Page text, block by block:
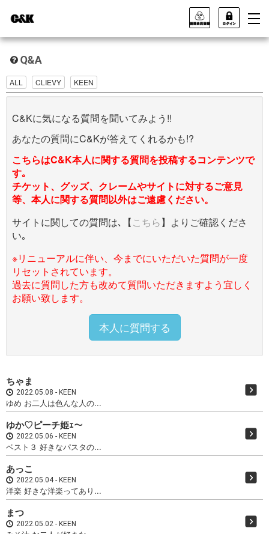
ALL CLIEVY KEEN
C&Kに気になる質問を聞いてみよう!!
あなたの質問にC&Kが答えてくれるかも!?
こちらはC&K本人に関する質問を投稿するコンテンツで
す｡
チケット、グッズ、クレームやサイトに対するご意見
等、本人に関する質問以外はご遠慮ください。
サイトに関しての質問は､【こちら】よりご確認くださ
い｡
※リニューアルに伴い、今までにいただいた質問が一度
リセットされています。
過去に質問した方も改めて質問いただきますよう宜しく
お願い致します。
本人に質問する
ちゃま
2022.05.08 KEEN
ゆめ お二人は色んな人の...
ゆか♡ピーチ姫ｪ～
2022.05.06 KEEN
ベスト３ 好きなパスタの...
あっこ
2022.05.04 KEEN
洋楽 好きな洋楽ってあり...
まつ
2022.05.02 KEEN